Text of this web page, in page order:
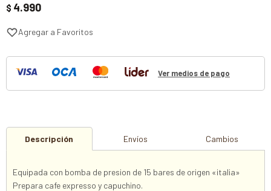
$ 4.990
Ver medios de pago
Descripción Envíos Cambios
Equipada con bomba de presion de 15 bares de origen «italia»
Prepara cafe expresso y capuchino.